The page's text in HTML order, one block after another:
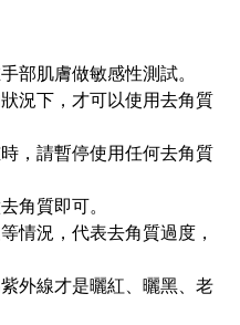
部肌膚做敏感性測試。
況下，才可以使用去角質
，請暫停使用任何去角質
角質即可。
情況，代表去角質過度，
外線才是曬紅、曬黑、老